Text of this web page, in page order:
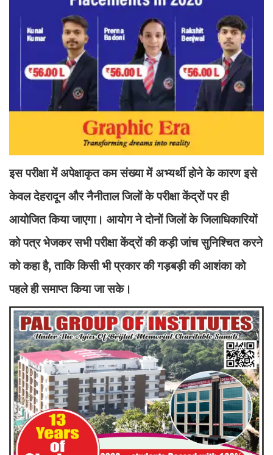
इस परीक्षा में अपेक्षाकृत कम संख्या में अभ्यर्थी होने के कारण इसे
केवल देहरादून और नैनीताल जिलों के परीक्षा केंद्रों पर ही
आयोजित किया जाएगा। आयोग ने दोनों जिलों के जिलाधिकारियों
को पत्र भेजकर सभी परीक्षा केंद्रों की कड़ी जांच सुनिश्चित करने
को कहा है, ताकि किसी भी प्रकार की गड़बड़ी की आशंका को
पहले ही समाप्त किया जा सके।